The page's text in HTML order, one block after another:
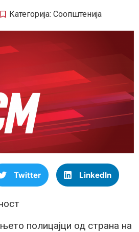
Категорија: Соопштенија
Twitter LinkedIn
полицајци од страна на